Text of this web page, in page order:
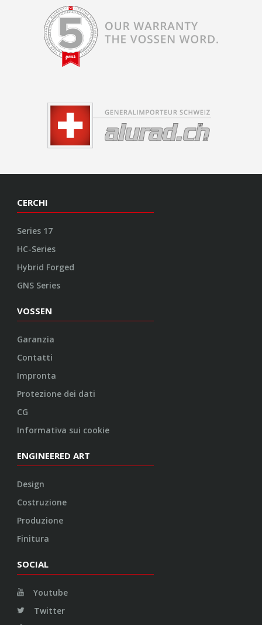
CERCHI
Series 17
HC-Series
Hybrid Forged
GNS Series
VOSSEN
Garanzia
Contatti
Impronta
Protezione dei dati
CG
Informativa sui cookie
ENGINEERED ART
Design
Costruzione
Produzione
Finitura
SOCIAL
Youtube
Twitter